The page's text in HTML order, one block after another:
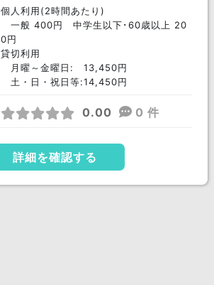
個人利用(2時間あたり)
一般 400円 中学生以下･60歳以上 20
0円
貸切利用
月曜～金曜日: 13,450円
土・日・祝日等:14,450円
0.00 0 件
詳細を確認する